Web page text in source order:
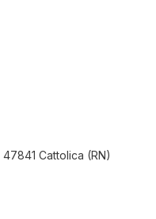
Cattolica (RN)